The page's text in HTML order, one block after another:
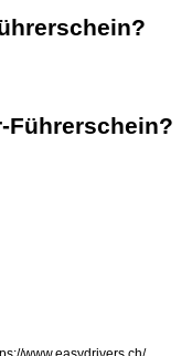
Führerschein?